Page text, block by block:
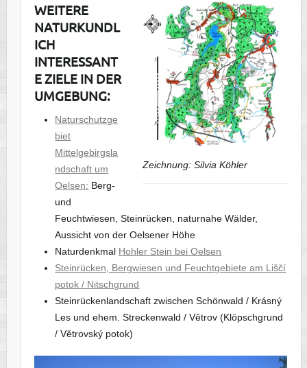
Zeichnung: Silvia Köhler
WEITERE
NATURKUNDL
ICH
INTERESSANT
E ZIELE IN DER
UMGEBUNG:
Naturschutzge
biet
Mittelgebirgsla
ndschaft um
Oelsen: Berg-
und
Feuchtwiesen, Steinrücken, naturnahe Wälder,
Aussicht von der Oelsener Höhe
Naturdenkmal Hohler Stein bei Oelsen
Steinrücken, Bergwiesen und Feuchtgebiete am Liščí
potok / Nitschgrund
Steinrückenlandschaft zwischen Schönwald / Krásný
Les und ehem. Streckenwald / Větrov (Klöpschgrund
/ Větrovský potok)